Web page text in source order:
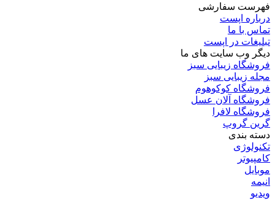
فهرست سفارشی
درباره اپست
تماس با ما
تبلیغات در اپست
دیگر وب سایت های ما
فروشگاه زیبایی سبز
مجله زیبایی سبز
فروشگاه کوکوهوم
فروشگاه آلان عسل
فروشگاه لافرا
گرین گروپ
دسته بندی
تکنولوژی
کامپیوتر
موبایل
انیمه
ویدیو